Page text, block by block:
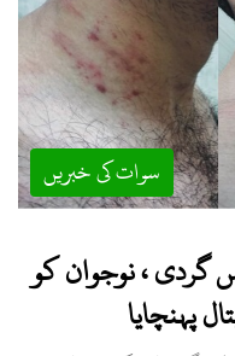
سوات کی خبریں
گردی ، نوجوان کو
پہنچایا